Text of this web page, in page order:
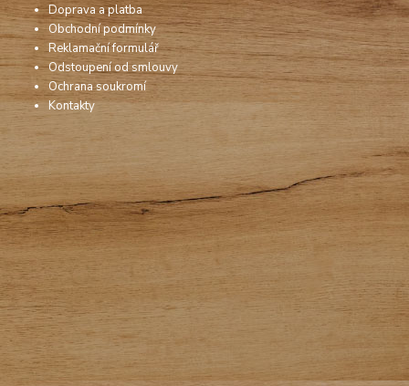
Doprava a platba
Obchodní podmínky
Reklamační formulář
Odstoupení od smlouvy
Ochrana soukromí
Kontakty